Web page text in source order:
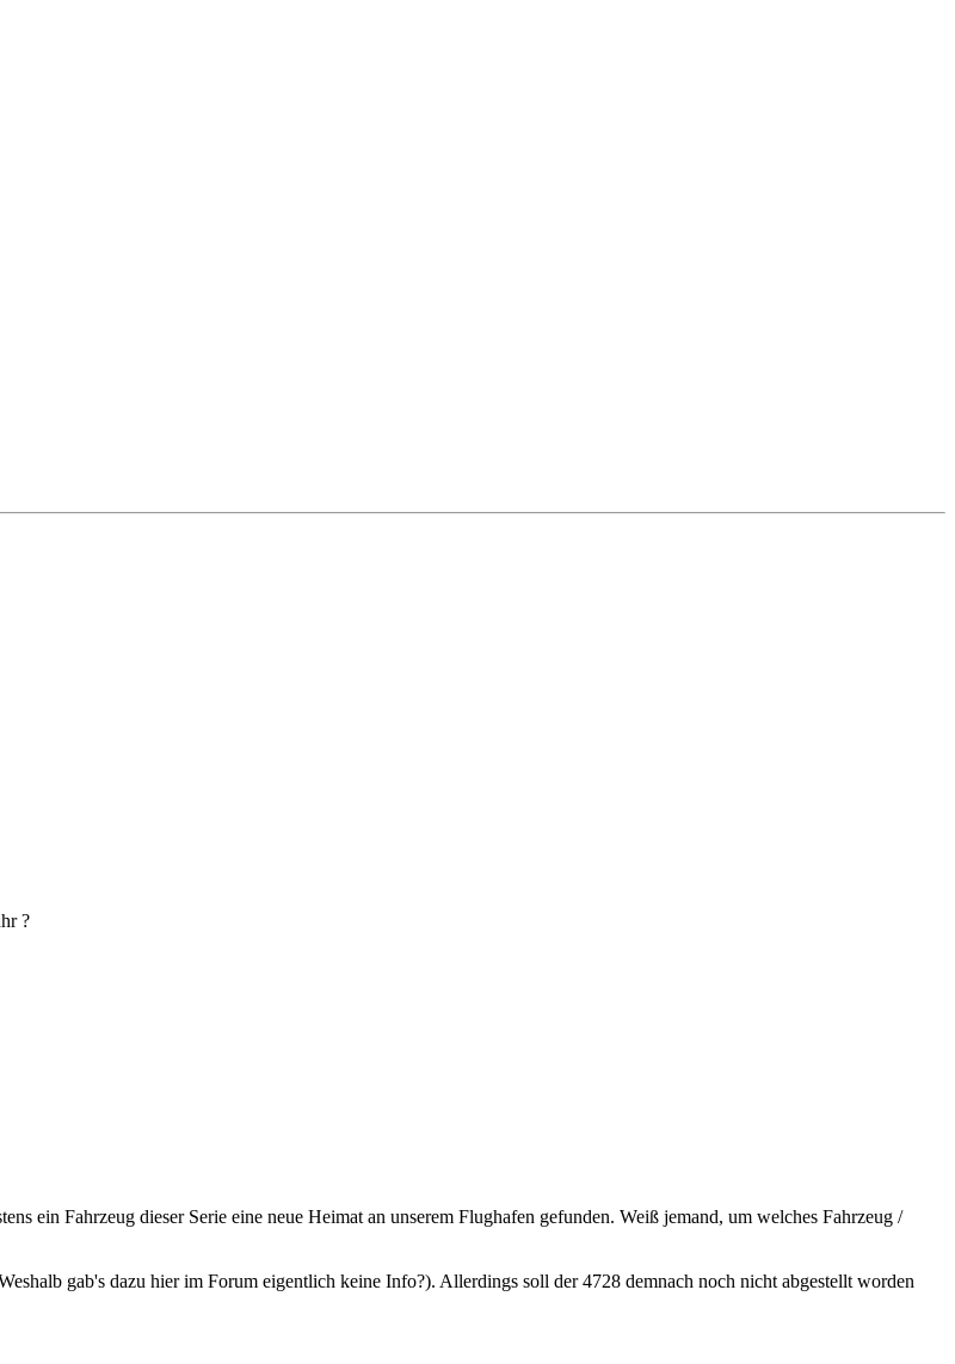
?
ein Fahrzeug dieser Serie eine neue Heimat an unserem Flughafen gefunden. Weiß jemand, um welches Fahrzeug /
gab's dazu hier im Forum eigentlich keine Info?). Allerdings soll der 4728 demnach noch nicht abgestellt worden